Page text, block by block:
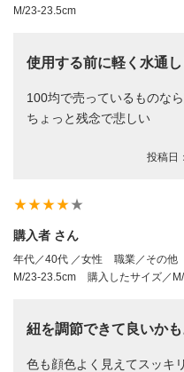
M/23-23.5cm
使用する前に軽く水通
100均で売っているものな
ちょっと残念で悲しい
投稿日
star_ratestar_ratestar_ratestar_ratestar_rate
購入者 さん
年代／40代 ／女性 職業／その他
M/23-23.5cm
購入したサイズ／
紐を調節できて良いかも
色も顔色よく見えてスッキ